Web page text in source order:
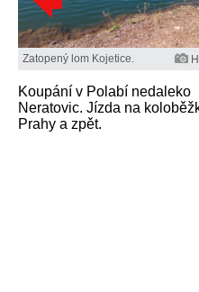
Zatopený lom Kojetice.
Koupání v Polabí nedaleko
Neratovic. Jízda na
Prahy a zpět.